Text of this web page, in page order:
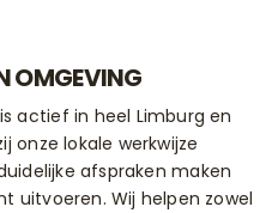
OMGEVING
actief in heel Limburg en
onze lokale werkwijze
afspraken maken
uitvoeren. Wij helpen zowel